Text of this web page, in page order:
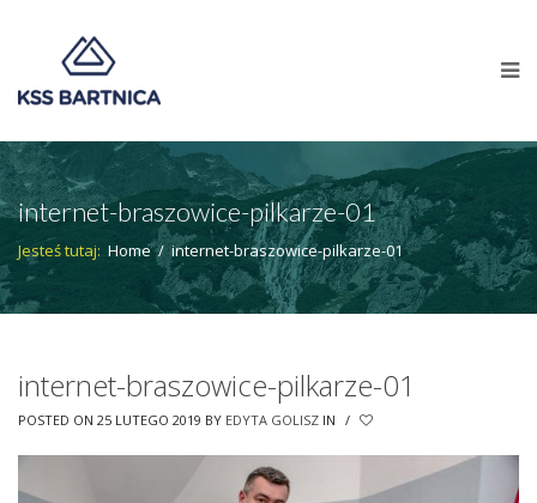
internet-braszowice-pilkarze-01
Jesteś tutaj: Home / internet-braszowice-pilkarze-01
internet-braszowice-pilkarze-01
POSTED ON 25 LUTEGO 2019 BY EDYTA GOLISZ IN /